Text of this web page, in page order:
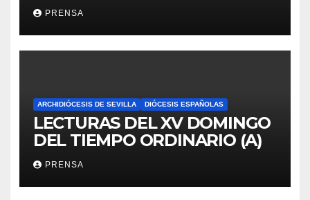
PRENSA
ARCHIDIÓCESIS DE SEVILLA DIÓCESIS ESPAÑOLAS
LECTURAS DEL XV DOMINGO
DEL TIEMPO ORDINARIO (A)
PRENSA